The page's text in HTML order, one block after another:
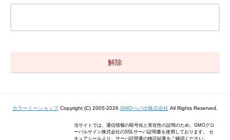
カラーミーショップCopyright (C) 2005-2026 GMOペパボ株式会社 All Rights Reserved.
当サイトでは、通信情報の暗号化と実在性の証明のため、GMOグロ
ーバルサイン株式会社のSSLサーバ証明書を使用しております。 セ
キュアシールより、サーバ証明書の検証結果をご確認ください。